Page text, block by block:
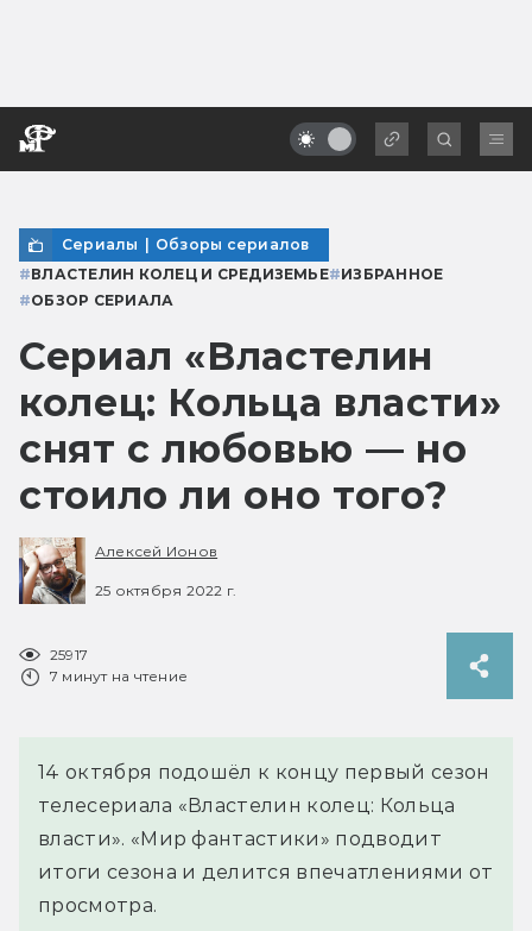
Сериалы | Обзоры сериалов
#ВЛАСТЕЛИН КОЛЕЦ И СРЕДИЗЕМЬЕ#ИЗБРАННОЕ
#ОБЗОР СЕРИАЛА
Сериал «Властелин
колец: Кольца власти»
снят с любовью — но
стоило ли оно того?
Алексей Ионов
25 октября 2022 г.
25917
7 минут на чтение
14 октября подошёл к концу первый сезон
телесериала «Властелин колец: Кольца
власти». «Мир фантастики» подводит
итоги сезона и делится впечатлениями от
просмотра.